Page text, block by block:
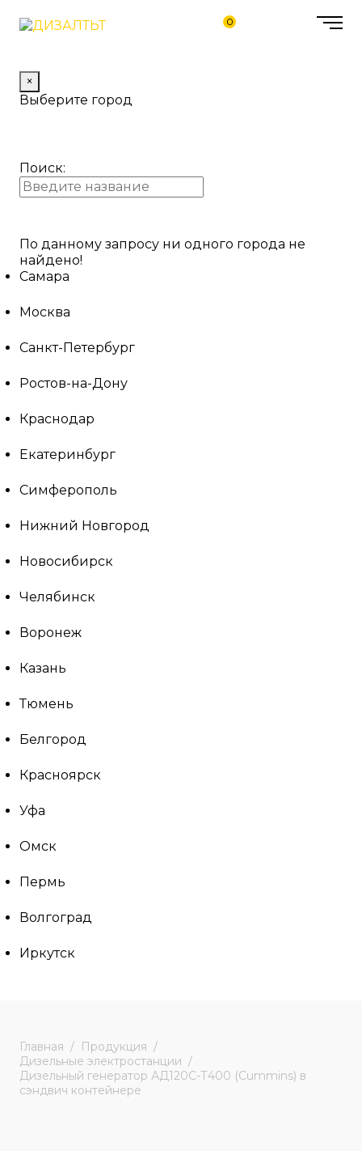
0
×
Выберите город
Поиск:
По данному запросу ни одного города не
найдено!
Самара
Москва
Санкт-Петербург
Ростов-на-Дону
Краснодар
Екатеринбург
Симферополь
Нижний Новгород
Новосибирск
Челябинск
Воронеж
Казань
Тюмень
Белгород
Красноярск
Уфа
Омск
Пермь
Волгоград
Иркутск
Главная
Продукция
Дизельные электростанции
Дизельный генератор АД120С-Т400 (Cummins) в
сэндвич контейнере